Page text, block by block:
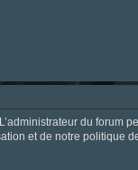
du forum
et de notre politique